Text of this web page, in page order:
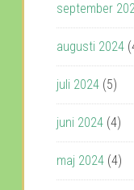
september
augusti 2024
juli 2024 (5)
juni 2024 (4)
maj 2024 (4)